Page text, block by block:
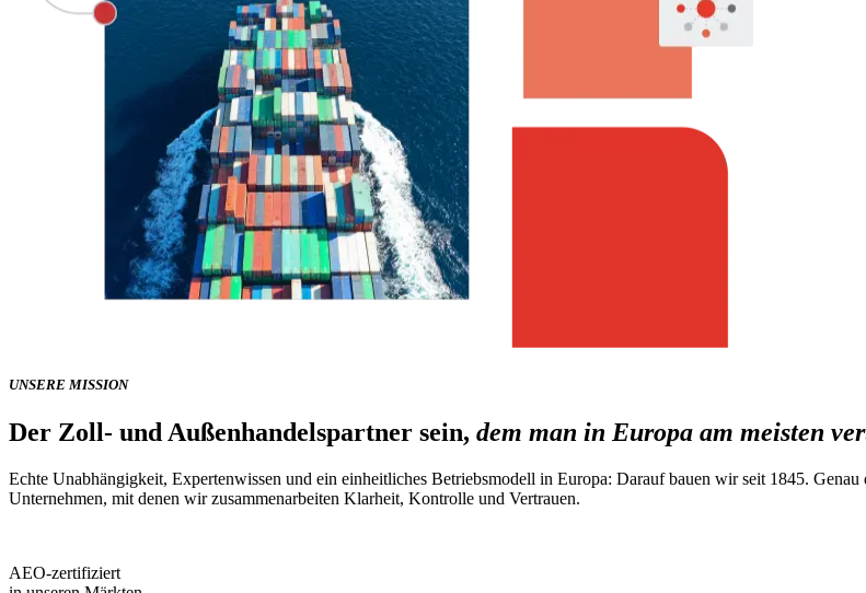
UNSERE MISSION
Der Zoll- und Außenhandelspartner sein, dem man in Europa am meisten
Echte Unabhängigkeit, Expertenwissen und ein einheitliches Betriebsmodell in Europa: Darauf bauen wir seit 1845.
Unternehmen, mit denen wir zusammenarbeiten Klarheit, Kontrolle und Vertrauen.
AEO-zertifiziert